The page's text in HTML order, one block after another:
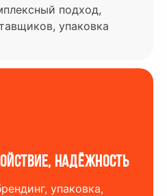
подход,
упаковка
надёжность
упаковка,